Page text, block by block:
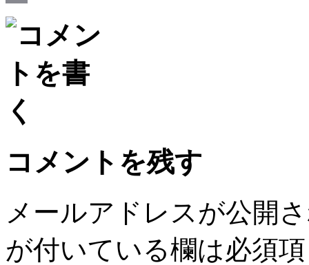
Email
コメントを残す
メールアドレスが公開
が付いている欄は必須